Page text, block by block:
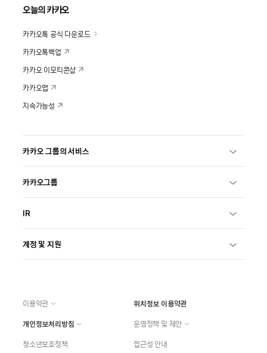
오늘의 카카오
카카오톡 공식 다운로드
카카오톡백업
카카오 이모티콘샵
카카오맵
지속가능성
카카오 그룹의 서비스
카카오그룹
IR
계정 및 지원
이용약관
위치정보 이용약관
개인정보처리방침
운영정책 및 제안
청소년보호정책
접근성 안내